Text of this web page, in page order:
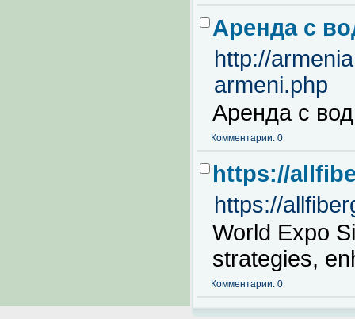
Аренда с
http://
armeni.php
Аренда с
Комментарии: 0
https://
https://
World Expo
strategies,
Комментарии: 0